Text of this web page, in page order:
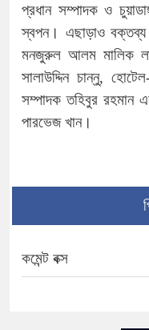
প্রধান সম্পাদক ও
স্বপন। এছাড়াও বক্তব্য
মনজুরুল আলম মালিক
সালাউদ্দিন চান্নু,
সম্পাদক তহিবুর রহমান
পারভেজ খান।
কমেন্ট বক্স